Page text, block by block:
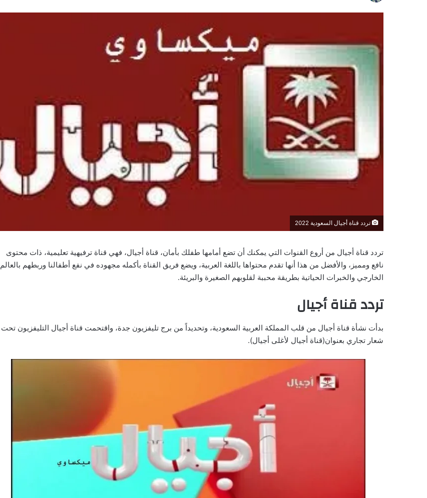
تردد قناة أجيال السعودية 2022
تردد قناة أجيال من أروع القنوات التي يمكنك أن تضع أمامها طفلك بأمان، قناة أجيال، فهي قناة ترفيهية تعليمية، ذات محتوى
نافع ومميز، والأفضل من هذا أنها تقدم محتواها باللغة العربية، ويضع فريق القناة بأكمله مجهوده في نفع أطفالنا وربطهم بالعالم
الخارجي والخبرات الحياتية بطريقة محببة لقلوبهم الصغيرة والبريئة.
تردد قناة أجيال
بدأت نشأة قناة أجيال من قلب المملكة العربية السعودية، وتحديداً من برج تليفزيون جدة، واقتحمت قناة أجيال التليفزيون تحت
شعار تجاري بعنوان(قناة أجيال لأغلى أجيال).